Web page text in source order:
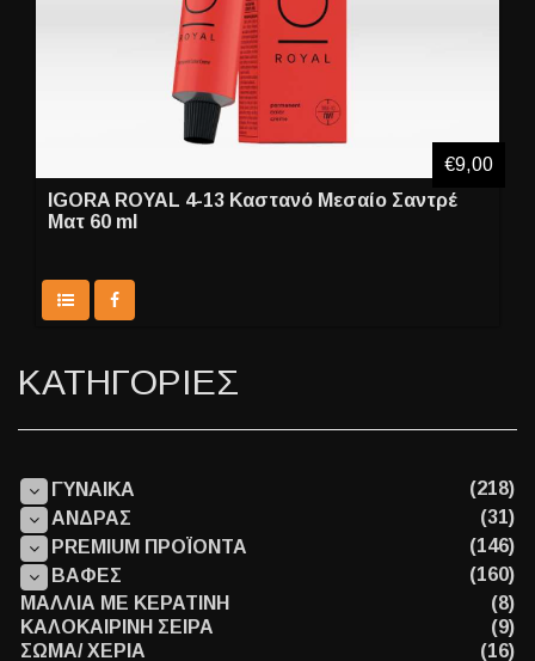
IGORA ROYAL 4-13 Καστανό Μεσαίο Σαντρέ
Ματ 60 ml
€9,00
ΚΑΤΗΓΟΡΙΕΣ
ΓΥΝΑΙΚΑ
(218)
ΑΝΔΡΑΣ
(31)
PREMIUM ΠΡΟΪΟΝΤΑ
(146)
ΒΑΦΕΣ
(160)
ΜΑΛΛΙΑ ΜΕ ΚΕΡΑΤΙΝΗ
(8)
ΚΑΛΟΚΑΙΡΙΝΗ ΣΕΙΡΑ
(9)
ΣΩΜΑ/ ΧΕΡΙΑ
(16)